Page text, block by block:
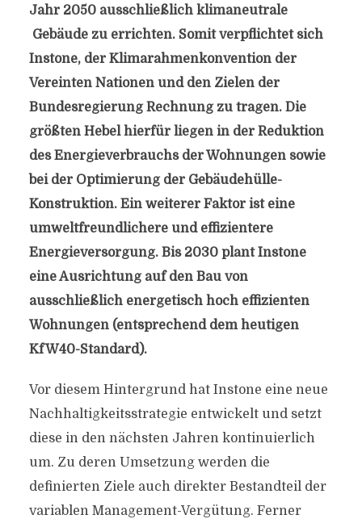
Jahr 2050 ausschließlich klimaneutrale
Gebäude zu errichten. Somit verpflichtet sich
Instone, der Klimarahmenkonvention der
Vereinten Nationen und den Zielen der
Bundesregierung Rechnung zu tragen. Die
größten Hebel hierfür liegen in der Reduktion
des Energieverbrauchs der Wohnungen sowie
bei der Optimierung der Gebäudehülle-
Konstruktion. Ein weiterer Faktor ist eine
umweltfreundlichere und effizientere
Energieversorgung. Bis 2030 plant Instone
eine Ausrichtung auf den Bau von
ausschließlich energetisch hoch effizienten
Wohnungen (entsprechend dem heutigen
KfW40-Standard).
Vor diesem Hintergrund hat Instone eine neue
Nachhaltigkeitsstrategie entwickelt und setzt
diese in den nächsten Jahren kontinuierlich
um. Zu deren Umsetzung werden die
definierten Ziele auch direkter Bestandteil der
variablen Management-Vergütung. Ferner